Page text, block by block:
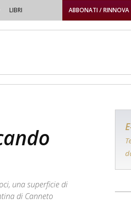
LIBRI ABBONATI / RINNOVA
una superficie di
di Canneto